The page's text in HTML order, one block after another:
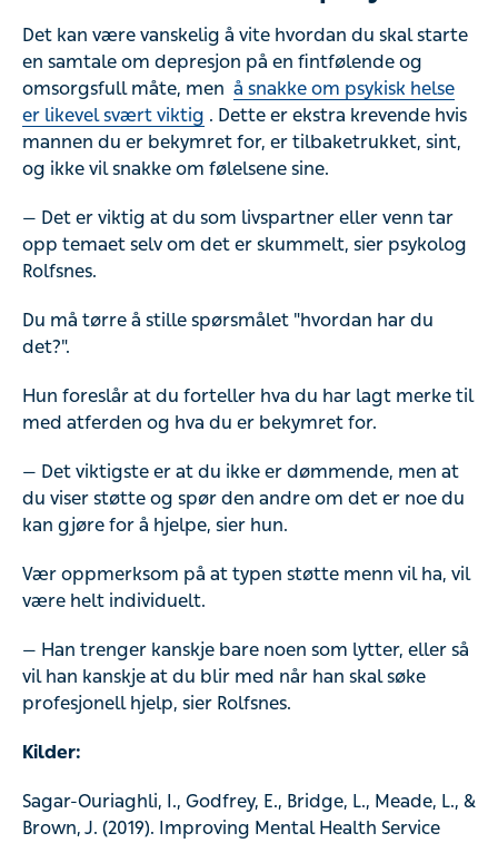
Det kan være vanskelig å vite hvordan du skal starte
en samtale om depresjon på en fintfølende og
omsorgsfull måte, men å snakke om psykisk helse
er likevel svært viktig . Dette er ekstra krevende hvis
mannen du er bekymret for, er tilbaketrukket, sint,
og ikke vil snakke om følelsene sine.
— Det er viktig at du som livspartner eller venn tar
opp temaet selv om det er skummelt, sier psykolog
Rolfsnes.
Du må tørre å stille spørsmålet "hvordan har du
det?".
Hun foreslår at du forteller hva du har lagt merke til
med atferden og hva du er bekymret for.
— Det viktigste er at du ikke er dømmende, men at
du viser støtte og spør den andre om det er noe du
kan gjøre for å hjelpe, sier hun.
Vær oppmerksom på at typen støtte menn vil ha, vil
være helt individuelt.
— Han trenger kanskje bare noen som lytter, eller så
vil han kanskje at du blir med når han skal søke
profesjonell hjelp, sier Rolfsnes.
Kilder:
Sagar-Ouriaghli, I., Godfrey, E., Bridge, L., Meade, L., &
Brown, J. (2019). Improving Mental Health Service